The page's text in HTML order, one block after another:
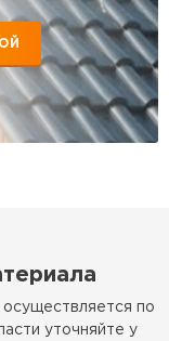
по
уточняйте у